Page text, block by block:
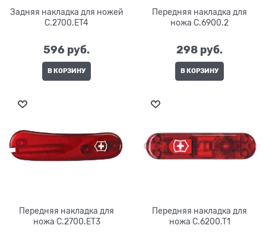
Задняя накладка для ножей
C.2700.ET4
596 руб.
В КОРЗИНУ
Передняя накладка для
ножа C.6900.2
298 руб.
В КОРЗИНУ
Передняя накладка для
ножа C.2700.ET3
Передняя накладка для
ножа C.6200.T1